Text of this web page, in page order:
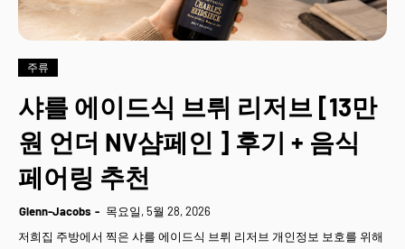
주류
샤를 에이드식 브뤼 리저브 [13만
원 언더 NV샴페인 ] 후기 + 음식
페어링 추천
Glenn-Jacobs
목요일, 5월 28, 2026
저희집 주방에서 찍은 샤를 에이드식 브뤼 리저브 개인정보 보호를 위해